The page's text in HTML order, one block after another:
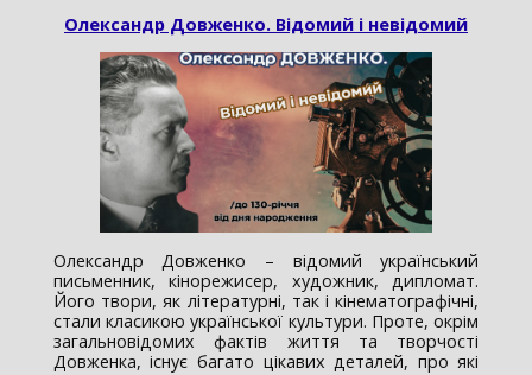
Олександр Довженко. Відомий і невідомий
Олександр Довженко – відомий український
письменник, кінорежисер, художник, дипломат.
Його твори, як літературні, так і кінематографічні,
стали класикою української культури. Проте, окрім
загальновідомих фактів життя та творчості
Довженка, існує багато цікавих деталей, про які